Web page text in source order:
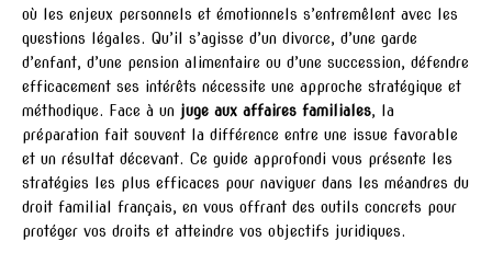
où les enjeux personnels et émotionnels s’entremêlent avec les
questions légales. Qu’il s’agisse d’un divorce, d’une garde
d’enfant, d’une pension alimentaire ou d’une succession, défendre
efficacement ses intérêts nécessite une approche stratégique et
méthodique. Face à un juge aux affaires familiales, la
préparation fait souvent la différence entre une issue favorable
et un résultat décevant. Ce guide approfondi vous présente les
stratégies les plus efficaces pour naviguer dans les méandres du
droit familial français, en vous offrant des outils concrets pour
protéger vos droits et atteindre vos objectifs juridiques.